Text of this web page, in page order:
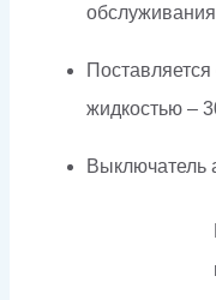
обслуживания
жидкостью –
Выключатель